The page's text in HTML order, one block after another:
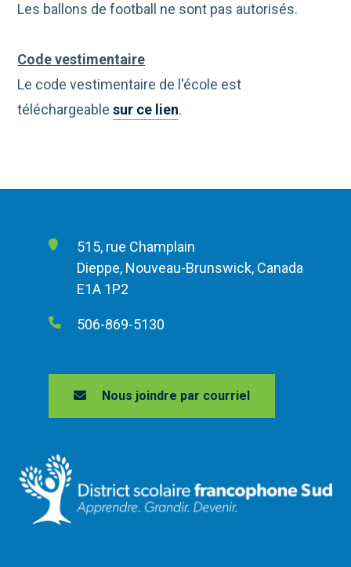
Les ballons de football ne sont pas autorisés.
Code vestimentaire
Le code vestimentaire de l'école est
téléchargeablesur ce lien.
515, rue Champlain
Dieppe, Nouveau-Brunswick, Canada
E1A 1P2
506-869-5130
Nous joindre par courriel